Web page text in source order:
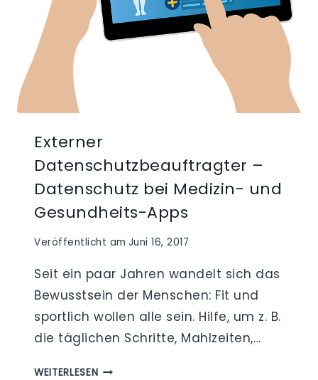
ODER
DATENSCHUTZBERATER
Externer
Datenschutzbeauftragter –
Datenschutz bei Medizin- und
Gesundheits-Apps
Veröffentlicht am Juni 16, 2017
Seit ein paar Jahren wandelt sich das
Bewusstsein der Menschen: Fit und
sportlich wollen alle sein. Hilfe, um z. B.
die täglichen Schritte, Mahlzeiten,…
WEITERLESENEXTERNER